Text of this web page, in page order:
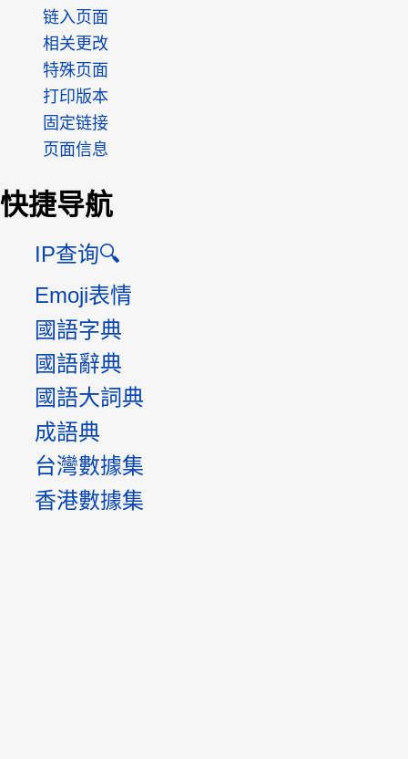
链入页面
相关更改
特殊页面
打印版本
固定链接
页面信息
快捷导航
IP查询🔍
Emoji表情
國語字典
國語辭典
國語大詞典
成語典
台灣數據集
香港數據集